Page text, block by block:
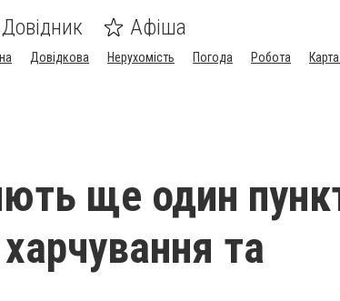
Довідник Афіша
Довідкова Нерухомість Погода Робота
ще один
та